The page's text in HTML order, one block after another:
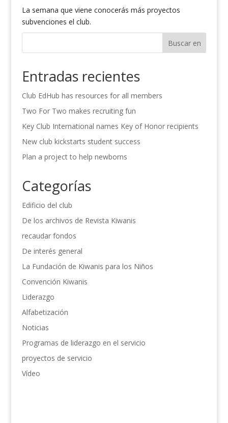
La semana que viene conocerás más proyectos
subvenciones el club.
Buscar en
Entradas recientes
Club EdHub has resources for all members
Two For Two makes recruiting fun
Key Club International names Key of Honor recipients
New club kickstarts student success
Plan a project to help newborns
Categorías
Edificio del club
De los archivos de Revista Kiwanis
recaudar fondos
De interés general
La Fundación de Kiwanis para los Niños
Convención Kiwanis
Liderazgo
Alfabetización
Noticias
Programas de liderazgo en el servicio
proyectos de servicio
Vídeo